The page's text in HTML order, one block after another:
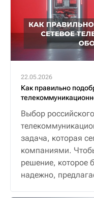
22.05.2026
Как правильно
Выбор
задача, которая
компаниями.
решение, которое
надежно,